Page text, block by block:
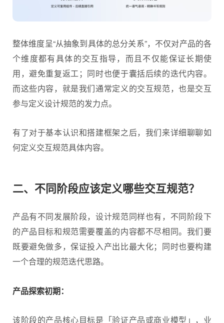
整体维度呈“从抽象到具体的总分关系”，不仅对产品的各
个维度都有具体的交互指导，而且不仅能保证长期使
用，避免重复返工；同时也便于囊括后续的迭代内容。
而这些内容，就是我们通常定义的交互规范，也是交互
参与定义设计规范的发力点。
有了对于基本认识和搭建框架之后，我们来详细聊聊如
何定义交互规范具体内容。
二、不同阶段应该定义哪些交互规范？
产品有不同发展阶段，设计规范同样也有，不同阶段下
的产品目标和规范需要覆盖的内容都不尽相同。我们要
既要避免做多，保证投入产出比最大化；同时也要构建
一个合理的规范迭代思路。
产品探索初期：
该阶段的产品核心目标是「验证产品或商业模型」，业